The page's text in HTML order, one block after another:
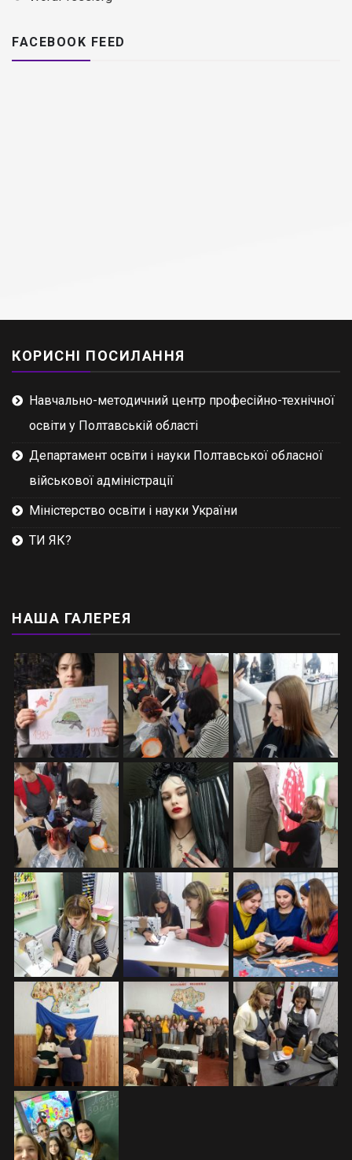
FACEBOOK FEED
КОРИСНІ ПОСИЛАННЯ
Навчально-методичний центр професійно-технічної
освіти у Полтавській області
Департамент освіти і науки Полтавської обласної
військової адміністрації
Міністерство освіти і науки України
ТИ ЯК?
НАША ГАЛЕРЕЯ